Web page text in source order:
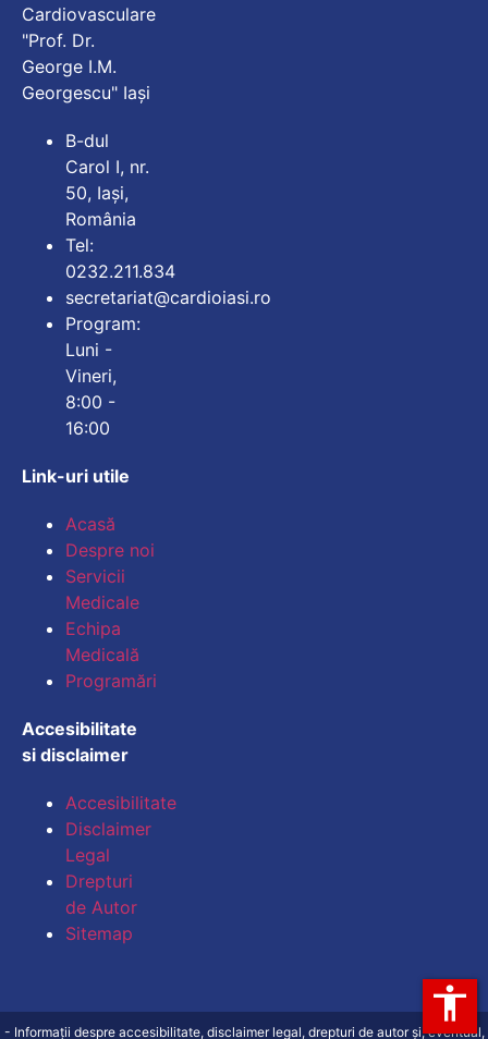
Cardiovasculare
"Prof. Dr.
George I.M.
Georgescu" Iași
B-dul
Carol I, nr.
50, Iași,
România
Tel:
0232.211.834
secretariat@cardioiasi.ro
Program:
Luni -
Vineri,
8:00 -
16:00
Link-uri utile
Acasă
Despre noi
Servicii
Medicale
Echipa
Medicală
Programări
Accesibilitate
si disclaimer
Accesibilitate
Disclaimer
Legal
Drepturi
de Autor
Sitemap
- Informații despre accesibilitate, disclaimer legal, drepturi de autor și, eventual,
accessibility
Subliniază legăturile